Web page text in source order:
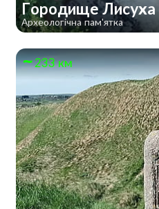
Городище Лисуха
Археологічна пам'ятка
233 км